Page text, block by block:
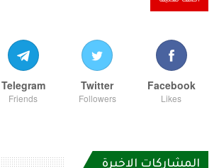
Facebook
Likes
Twitter
Followers
Telegram
Friends
المشاركات الاخيرة